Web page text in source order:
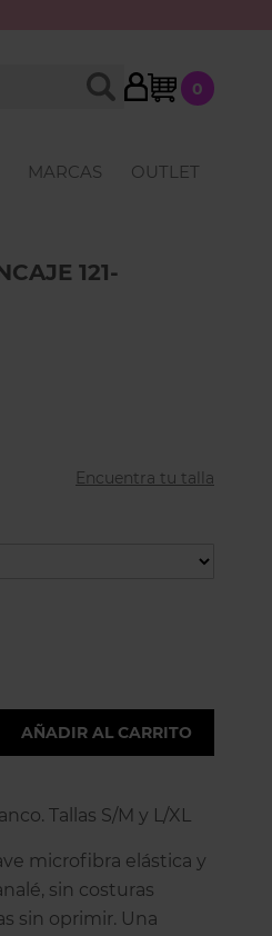
DE 70€ · ATENCIÓN
My Cart
0
BUSCAR
MARCAS OUTLET
121-
Encuentra tu talla
AÑADIR AL CARRITO
Tallas S/M y L/XL
microfibra elástica y
sin costuras
sin oprimir. Una